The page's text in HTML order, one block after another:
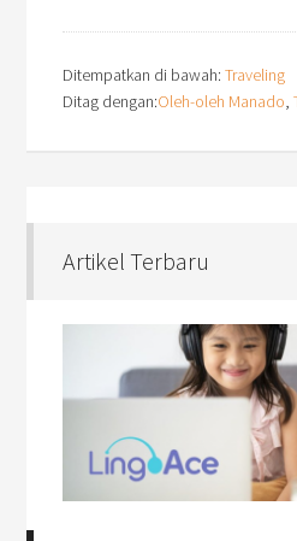
Ditempatkan di bawah:Traveling
Ditag dengan:Oleh-oleh Manado,
Artikel Terbaru